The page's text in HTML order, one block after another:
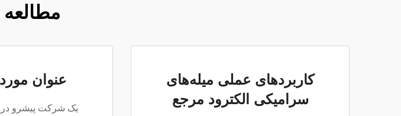
کاربردهای عملی میله‌های
سرامیکی الکترود مرجع
عنوان مورد
یک شرکت پیشرو در